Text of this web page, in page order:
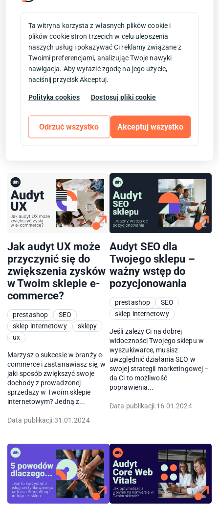
WYŚLIJ KOMENTARZ
Powiązane posty
Jak audyt UX może
przyczynić się do
zwiększenia zysków
w Twoim sklepie e-
commerce?
prestashop
SEO
sklep internetowy
sklepy
ux
Marzysz o sukcesie w branży e-
commerce i zastanawiasz się, w
jaki sposób zwiększyć swoje
dochody z prowadzonej
sprzedaży w Twoim sklepie
internetowym? Jedną z...
Data publikacji:31.01.2024
Audyt SEO dla
Twojego sklepu –
ważny wstęp do
pozycjonowania
prestashop
SEO
sklep internetowy
Jeśli zależy Ci na dobrej
widoczności Twojego sklepu w
wyszukiwarce, musisz
uwzględnić działania SEO w
swojej strategii marketingowej –
da Ci to możliwość
poprawienia...
Data publikacji:16.01.2024
Ta witryna korzysta z własnych plików cookie i
plików cookie stron trzecich w celu ulepszenia
naszych usług i pokazywać Ci reklamy związane z
Twoimi preferencjami, analizując Twoje nawyki
nawigacja. Aby wyrazić zgodę na jego użycie,
naciśnij przycisk Akceptuj.
Polityka cookies Dostosuj pliki cookie
Odrzuć wszystko Akceptuj wszystko